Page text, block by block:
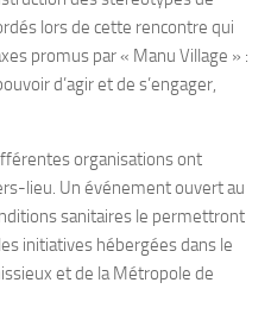
lors de cette rencontre qui
promus par « Manu Village » :
d’agir et de s’engager,
organisations ont
lieu. Un événement ouvert au
sanitaires le permettront
initiatives hébergées dans le
et de la Métropole de